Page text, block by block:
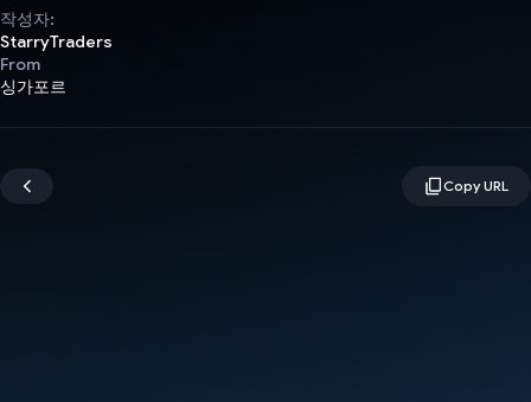
작성자:
StarryTraders
From
싱가포르